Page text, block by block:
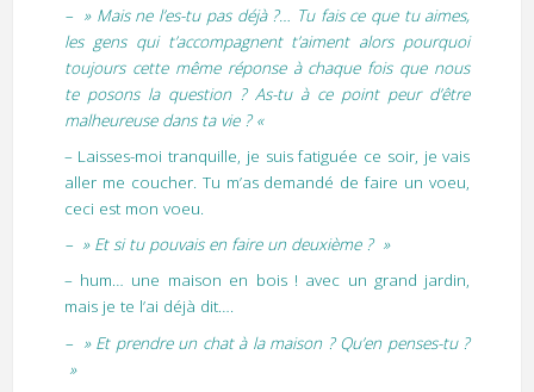
– » Mais ne l’es-tu pas déjà ?… Tu fais ce que tu aimes,
les gens qui t’accompagnent t’aiment alors pourquoi
toujours cette même réponse à chaque fois que nous
te posons la question ? As-tu à ce point peur d’être
malheureuse dans ta vie ? «
– Laisses-moi tranquille, je suis fatiguée ce soir, je vais
aller me coucher. Tu m’as demandé de faire un voeu,
ceci est mon voeu.
– » Et si tu pouvais en faire un deuxième ? »
– hum… une maison en bois ! avec un grand jardin,
mais je te l’ai déjà dit….
– » Et prendre un chat à la maison ? Qu’en penses-tu ?
»